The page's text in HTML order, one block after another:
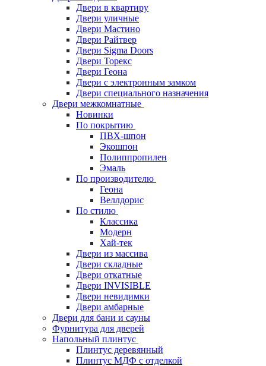
Двери в квартиру
Двери уличные
Двери Мастино
Двери Райтвер
Двери Sigma Doors
Двери Торекс
Двери Геона
Двери с электронным замком
Двери специального назначения
Двери межкомнатные
Новинки
По покрытию
ПВХ-шпон
Экошпон
Полиппропилен
Эмаль
По производителю
Геона
Веллдорис
По стилю
Классика
Модерн
Хай-тек
Двери из массива
Двери складные
Двери откатные
Двери INVISIBLE
Двери невидимки
Двери амбарные
Двери для бани и сауны
Фурнитура для дверей
Напольный плинтус
Плинтус деревянный
Плинтус МДФ с отделкой